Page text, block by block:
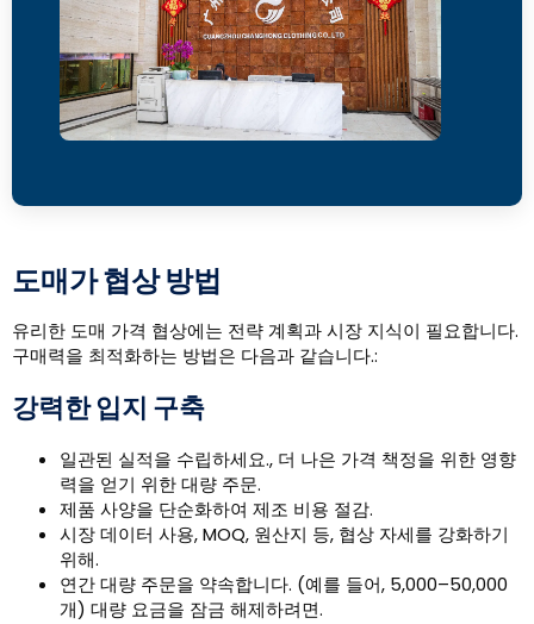
도매가 협상 방법
유리한 도매 가격 협상에는 전략 계획과 시장 지식이 필요합니다.
구매력을 최적화하는 방법은 다음과 같습니다.:
강력한 입지 구축
일관된 실적을 수립하세요., 더 나은 가격 책정을 위한 영향
력을 얻기 위한 대량 주문.
제품 사양을 단순화하여 제조 비용 절감.
시장 데이터 사용, MOQ, 원산지 등, 협상 자세를 강화하기
위해.
연간 대량 주문을 약속합니다. (예를 들어, 5,000–50,000
개) 대량 요금을 잠금 해제하려면.